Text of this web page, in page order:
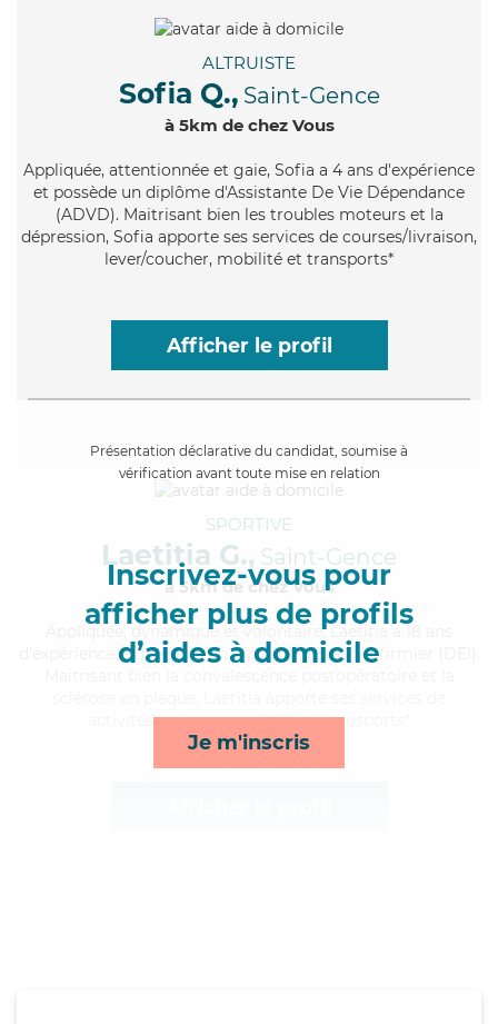
ALTRUISTE
Sofia Q., Saint-Gence
à 5km de chez Vous
Appliquée, attentionnée et gaie, Sofia a 4 ans d'expérience
et possède un diplôme d'Assistante De Vie Dépendance
(ADVD). Maitrisant bien les troubles moteurs et la
dépression, Sofia apporte ses services de courses/livraison,
lever/coucher, mobilité et transports*
Afficher le profil
Présentation déclarative du candidat, soumise à
vérification avant toute mise en relation
Inscrivez-vous pour
afficher plus de profils
d’aides à domicile
Je m'inscris
SPORTIVE
Laetitia G., Saint-Gence
à 5km de chez Vous
, dynamique et volontaire, Laetitia a 18 ans
d'expérience et possède un diplôme d'Etat d'infirmier (DEI).
activités, ménage, mobilité et transports*